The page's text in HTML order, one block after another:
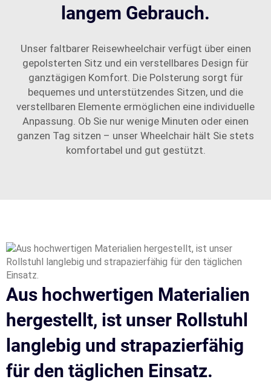
langem Gebrauch.
Unser faltbarer Reisewheelchair verfügt über einen
gepolsterten Sitz und ein verstellbares Design für
ganztägigen Komfort. Die Polsterung sorgt für
bequemes und unterstützendes Sitzen, und die
verstellbaren Elemente ermöglichen eine individuelle
Anpassung. Ob Sie nur wenige Minuten oder einen
ganzen Tag sitzen – unser Wheelchair hält Sie stets
komfortabel und gut gestützt.
Aus hochwertigen Materialien
hergestellt, ist unser Rollstuhl
langlebig und strapazierfähig
für den täglichen Einsatz.